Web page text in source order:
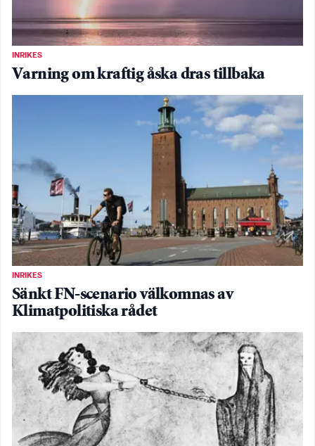
INRIKES
Varning om kraftig åska dras tillbaka
INRIKES
Sänkt FN-scenario välkomnas av
Klimatpolitiska rådet